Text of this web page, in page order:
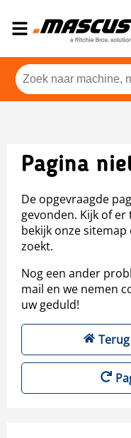
Pagina
De opgevraagde
gevonden. Kijk of
bekijk onze
zoekt.
Nog een ander
mail en we nemen
uw geduld!